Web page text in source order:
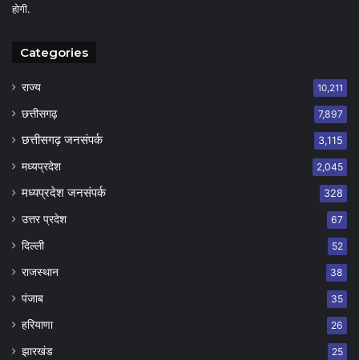
होगी.
Categories
राज्य 10,211
छत्तीसगढ़ 7,897
छत्तीसगढ़ जनसंपर्क 3,115
मध्यप्रदेश 2,045
मध्यप्रदेश जनसंपर्क 328
उत्तर प्रदेश 67
दिल्ली 52
राजस्थान 38
पंजाब 35
हरियाणा 26
झारखंड 25